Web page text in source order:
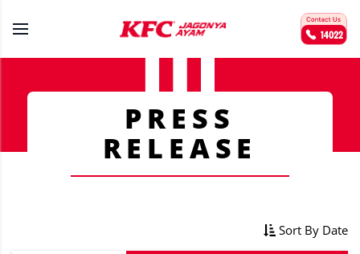
PRESS
RELEASE
Sort By Date